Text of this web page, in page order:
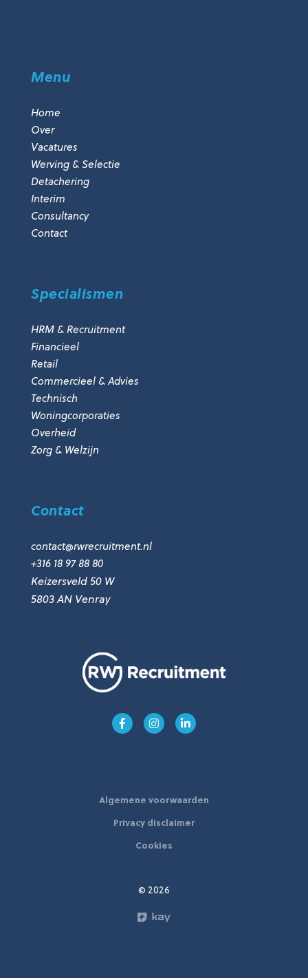
Menu
Home
Over
Vacatures
Werving & Selectie
Detachering
Interim
Consultancy
Contact
Specialismen
HRM & Recruitment
Financieel
Retail
Commercieel & Advies
Technisch
Woningcorporaties
Overheid
Zorg & Welzijn
Contact
contact@rwrecruitment.nl
+316 18 97 88 80
Keizersveld 50 W
5803 AN Venray
© 2026
Algemene voorwaarden
Privacy disclaimer
Cookies